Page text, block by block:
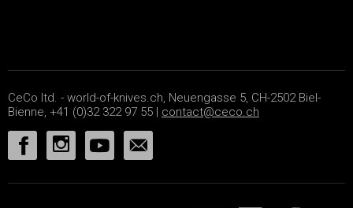
CeCo ltd. - world-of-knives.ch, Neuengasse 5, CH-2502 Biel-
Bienne, +41 (0)32 322 97 55 | contact@ceco.ch